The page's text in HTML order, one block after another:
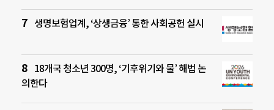
생명보험업계, ‘상생금융’ 통한 사회공헌 실시
18개국 청소년 300명, ‘기후위기와 물’ 해법 논
의한다